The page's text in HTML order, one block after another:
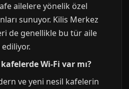
ailelere yönelik özel
sunuyor. Kilis Merkez
de genellikle bu tür aile
Wi-Fi var mı?
ve yeni nesil kafelerin